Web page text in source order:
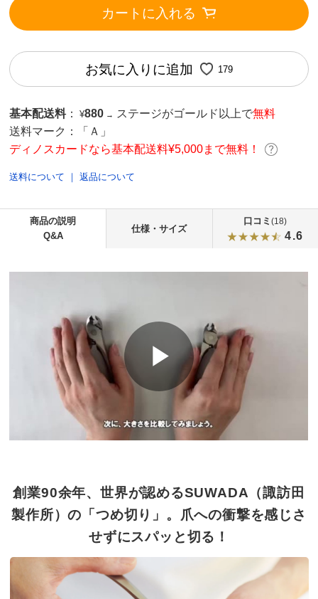
カートに入れる
お気に入りに追加 179
基本配送料 ： ¥880 → ステージがゴールド以上で無料
送料マーク：
「Ａ」
ディノスカードなら基本配送料¥5,000まで無料！
送料について ｜返品について
商品の説明
Q&A
仕様・サイズ
口コミ(18)
4.6
創業90余年、世界が認めるSUWADA（諏訪田
製作所）の「つめ切り」。 爪への衝撃を感じさ
せずにスパッと切る！